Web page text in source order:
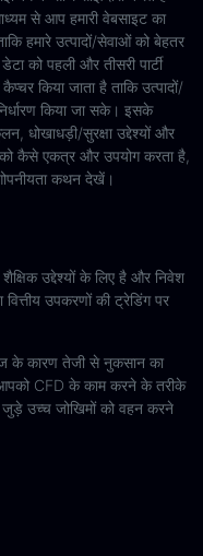
से आप हमारी वेबसाइट का
हमारे उत्पादों/सेवाओं को बेहतर
को पहली और तीसरी पार्टी
किया जाता है ताकि उत्पादों/
किया जा सके। इसके
धोखाधड़ी/सुरक्षा उद्देश्यों और
कैसे एकत्र और उपयोग करता है,
कथन देखें।
उद्देश्यों के लिए है और निवेश
उपकरणों की ट्रेडिंग पर
के कारण तेजी से नुकसान का
CFD के काम करने के तरीके
जुड़े उच्च जोखिमों को वहन करने